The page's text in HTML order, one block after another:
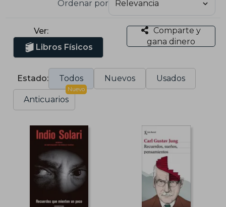
Ordenar por
Ver:
Libros Físicos
Comparte y
gana dinero
Estado: Todos Nuevos Usados
Anticuarios
Nuevo